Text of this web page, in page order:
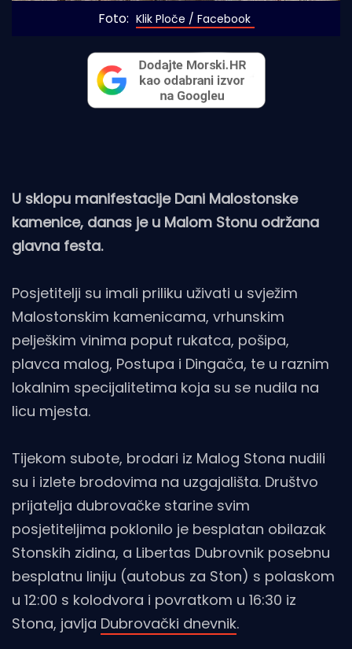
Foto: Klik Ploče / Facebook
U sklopu manifestacije Dani Malostonske
kamenice, danas je u Malom Stonu održana
glavna festa.
Posjetitelji su imali priliku uživati u svježim
Malostonskim kamenicama, vrhunskim
pelješkim vinima poput rukatca, pošipa,
plavca malog, Postupa i Dingača, te u raznim
lokalnim specijalitetima koja su se nudila na
licu mjesta.
Tijekom subote, brodari iz Malog Stona nudili
su i izlete brodovima na uzgajališta. Društvo
prijatelja dubrovačke starine svim
posjetiteljima poklonilo je besplatan obilazak
Stonskih zidina, a Libertas Dubrovnik posebnu
besplatnu liniju (autobus za Ston) s polaskom
u 12:00 s kolodvora i povratkom u 16:30 iz
Stona, javlja Dubrovački dnevnik.